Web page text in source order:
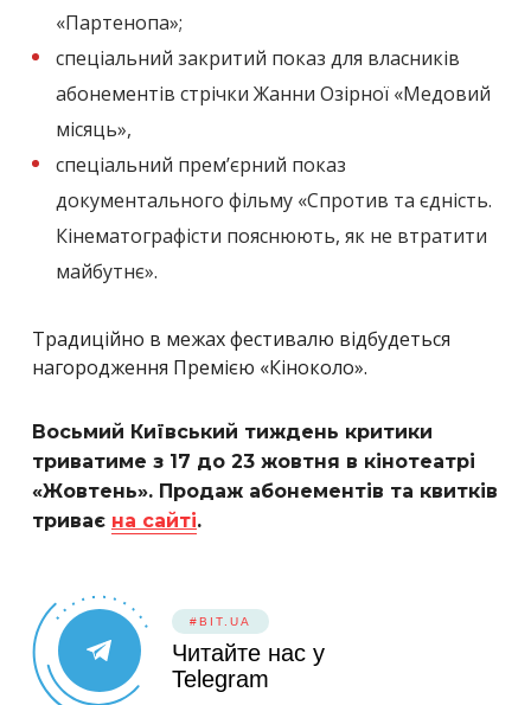
«Партенопа»;
спеціальний закритий показ для власників
абонементів стрічки Жанни Озірної «Медовий
місяць»,
спеціальний прем’єрний показ
документального фільму «Спротив та єдність.
Кінематографісти пояснюють, як не втратити
майбутнє».
Традиційно в межах фестивалю відбудеться
нагородження Премією «Кіноколо».
Восьмий Київський тиждень критики
триватиме з 17 до 23 жовтня в кінотеатрі
«Жовтень». Продаж абонементів та квитків
триває на сайті.
#BIT.UA
Читайте нас у
Telegram